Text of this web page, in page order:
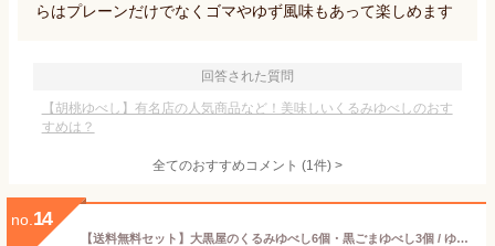
らはプレーンだけでなくゴマやゆず風味もあって楽しめます
回答された質問
【胡桃ゆべし】有名店の人気商品など！美味しいくるみゆべしのおす
すめは？
全てのおすすめコメント (1件) >
no. 14
【送料無料セット】大黒屋のくるみゆべし6個・黒ごまゆべし3個 / ゆべし 伝承本造り 郡山名物 お試しセット 母の日 父の日 おすすめ 菓子 和菓子 お菓子 スイーツ 高級老舗 人気 お祝い ふくしま お土産 お供え 御礼 ご挨拶 お買い物マラソン お買い回り ポイント消化 福島